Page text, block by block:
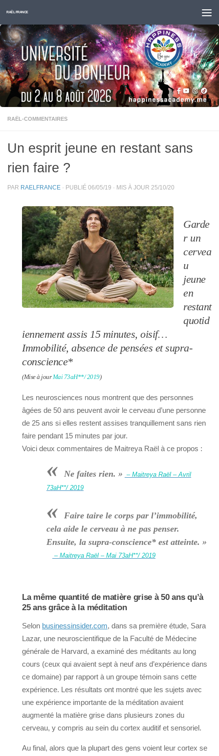
Skip to content
RAËL FRANCE
RAËL-COMMENTAIRES
Un esprit jeune en restant sans
rien faire ?
PAR RAELFRANCE · PUBLIÉ 06/05/19 · MIS À JOUR 25/10/20
Garde
r un
cervea
u
jeune
en
restant
quotid
iennement assis 15 minutes, oisif…
Immobilité, absence de pensées et supra-
conscience*
(Mise à jourMai 73aH**/ 2019)
Les neurosciences nous montrent que des personnes
âgées de 50 ans peuvent avoir le cerveau d’une personne
de 25 ans si elles restent assises tranquillement sans rien
faire pendant 15 minutes par jour.
Voici deux commentaires de Maitreya Raël à ce propos :
« Ne faites rien. » – Maitreya Raël – Avril
73aH**/ 2019
«
Faire taire le corps par l’immobilité,
cela aide le cerveau à ne pas penser.
Ensuite, la supra-conscience* est atteinte. »
– Maitreya Raël – Mai 73aH**/ 2019
La même quantité de matière grise à 50 ans qu’à
25 ans grâce à la méditation
Selon businessinsider.com, dans sa première étude, Sara
Lazar, une neuroscientifique de la Faculté de Médecine
générale de Harvard, a examiné des méditants au long
cours (ceux qui avaient sept à neuf ans d’expérience dans
ce domaine) par rapport à un groupe témoin sans cette
expérience. Les résultats ont montré que les sujets avec
une expérience importante de la méditation avaient
augmenté la matière grise dans plusieurs zones du
cerveau, y compris au sein du cortex auditif et sensoriel.
Au final, alors que la plupart des gens voient leur cortex se